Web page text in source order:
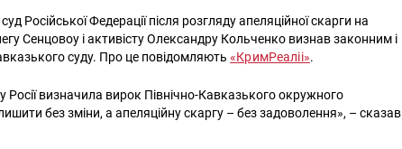
Російської Федерації після розгляду апеляційної скарги на
Сенцовоу і активісту Олександру Кольченко визнав законним і
суду. Про це повідомляють«КримРеаліі».
Росії визначила вирок Північно-Кавказького окружного
без зміни, а апеляційну скаргу – без задоволення», – сказав